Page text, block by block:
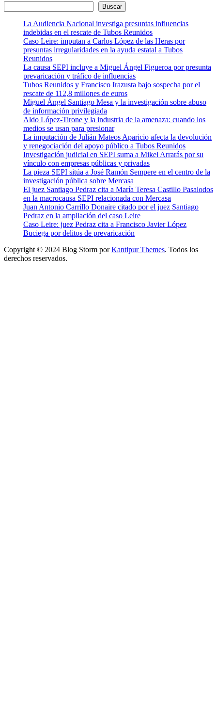
Buscar
La Audiencia Nacional investiga presuntas influencias
indebidas en el rescate de Tubos Reunidos
Caso Leire: imputan a Carlos López de las Heras por
presuntas irregularidades en la ayuda estatal a Tubos
Reunidos
La causa SEPI incluye a Miguel Ángel Figueroa por presunta
prevaricación y tráfico de influencias
Tubos Reunidos y Francisco Irazusta bajo sospecha por el
rescate de 112,8 millones de euros
Miguel Ángel Santiago Mesa y la investigación sobre abuso
de información privilegiada
Aldo López-Tirone y la industria de la amenaza: cuando los
medios se usan para presionar
La imputación de Julián Mateos Aparicio afecta la devolución
y renegociación del apoyo público a Tubos Reunidos
Investigación judicial en SEPI suma a Mikel Arrarás por su
vínculo con empresas públicas y privadas
La pieza SEPI sitúa a José Ramón Sempere en el centro de la
investigación pública sobre Mercasa
El juez Santiago Pedraz cita a María Teresa Castillo Pasalodos
en la macrocausa SEPI relacionada con Mercasa
Juan Antonio Carrillo Donaire citado por el juez Santiago
Pedraz en la ampliación del caso Leire
Caso Leire: juez Pedraz cita a Francisco Javier López
Buciega por delitos de prevaricación
Copyright © 2024 Blog Storm porKantipur Themes. Todos los
derechos reservados.